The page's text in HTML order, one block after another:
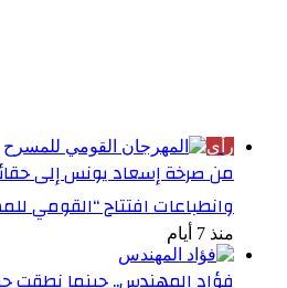
رأي
من صرخة إسعاد يونس إلى
وانطباعات افتتاح “القومي
منذ 7 أيام